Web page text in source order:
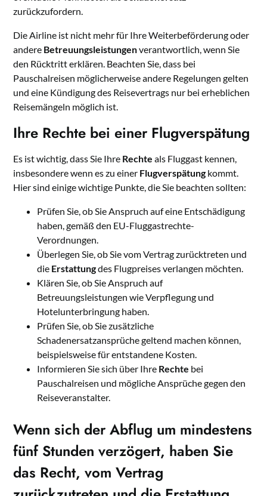
zurückzufordern.
Die Airline ist nicht mehr für Ihre Weiterbeförderung oder
andere Betreuungsleistungenverantwortlich, wenn Sie
den Rücktritt erklären. Beachten Sie, dass bei
Pauschalreisen möglicherweise andere Regelungen gelten
und eine Kündigung des Reisevertrags nur bei erheblichen
Reisemängeln möglich ist.
Ihre Rechte bei einer Flugverspätung
Es ist wichtig, dass Sie Ihre Rechte als Fluggast kennen,
insbesondere wenn es zu einer Flugverspätung kommt.
Hier sind einige wichtige Punkte, die Sie beachten sollten:
Prüfen Sie, ob Sie Anspruch auf eine Entschädigung
haben, gemäß den EU-Fluggastrechte-
Verordnungen.
Überlegen Sie, ob Sie vom Vertrag zurücktreten und
die Erstattungdes Flugpreises verlangen möchten.
Klären Sie, ob Sie Anspruch auf
Betreuungsleistungen wie Verpflegung und
Hotelunterbringung haben.
Prüfen Sie, ob Sie zusätzliche
Schadenersatzansprüche geltend machen können,
beispielsweise für entstandene Kosten.
Informieren Sie sich über Ihre Rechte bei
Pauschalreisen und mögliche Ansprüche gegen den
Reiseveranstalter.
Wenn sich der Abflug um mindestens
fünf Stunden verzögert, haben Sie
das Recht, vom Vertrag